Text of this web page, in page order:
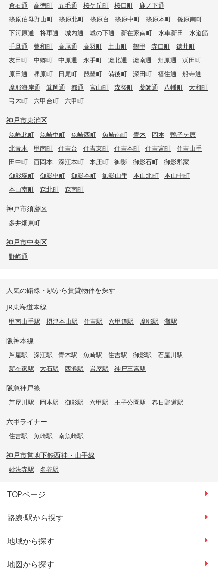
倉石通
高徳町 五毛通 桜ケ丘町 桜口町
鹿ノ下通
篠原伯母野山町
篠原北町 篠原台 篠原中町 篠原本町
篠原南町
下河原通
将軍通 城内通 城の下通 新在家南町 水車新田
水道筋
千旦通
曾和町 高尾通 高羽町 土山町 鶴甲 寺口町
徳井町
友田町
中郷町 中原通 永手町 灘北通 灘南通 畑原通
浜田町
原田通
稗原町 日尾町 琵琶町 備後町 深田町 福住通
船寺通
摩耶海岸通
箕岡通 都通 宮山町 森後町 薬師通 八幡町
大和町
弓木町
六甲台町 六甲町
神戸市東灘区
魚崎北町 魚崎中町 魚崎西町 魚崎南町 青木 岡本
鴨子ケ原
北青木
甲南町 住吉台 住吉東町 住吉本町 住吉宮町
住吉山手
田中町
西岡本 深江本町 本庄町 御影 御影石町
御影郡家
御影塚町
御影中町 御影本町 御影山手 本山北町
本山中町
本山南町
森北町 森南町
神戸市須磨区
多井畑東町
神戸市中央区
野崎通
人気の路線・駅から賃貸物件を探す
JR東海道本線
甲南山手駅 摂津本山駅 住吉駅 六甲道駅 摩耶駅 灘駅
阪神本線
芦屋駅 深江駅 青木駅 魚崎駅 住吉駅 御影駅
石屋川駅
新在家駅
大石駅 西灘駅 岩屋駅 神戸三宮駅
阪急神戸線
芦屋川駅 岡本駅 御影駅 六甲駅 王子公園駅 春日野道駅
六甲ライナー
住吉駅 魚崎駅 南魚崎駅
神戸市営地下鉄西神・山手線
妙法寺駅 名谷駅
TOPページ
路線·駅から探す
地域から探す
地図から探す